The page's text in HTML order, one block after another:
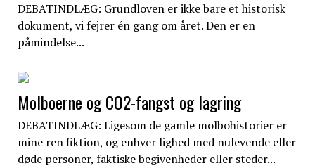
DEBATINDLÆG: Grundloven er ikke bare et historisk
dokument, vi fejrer én gang om året. Den er en
påmindelse...
Molboerne og CO2-fangst og lagring
DEBATINDLÆG: Ligesom de gamle molbohistorier er
mine ren fiktion, og enhver lighed med nulevende eller
døde personer, faktiske begivenheder eller steder...